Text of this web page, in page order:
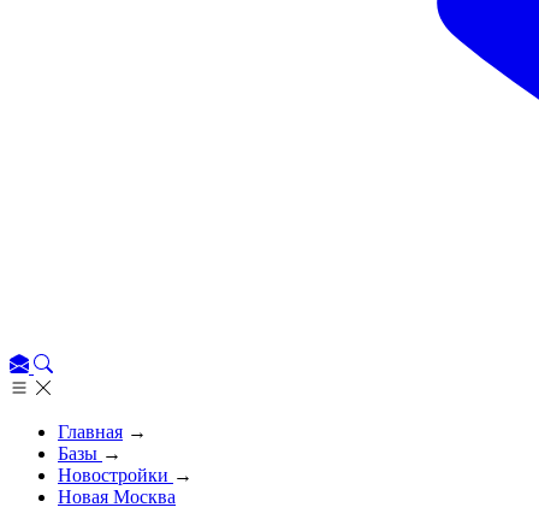
Главная →
Базы →
Новостройки →
Новая Москва